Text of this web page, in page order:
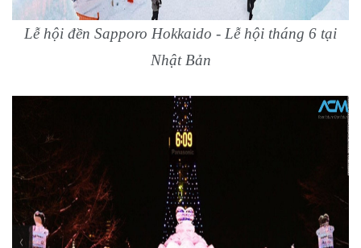
Lễ hội đền Sapporo Hokkaido - Lễ hội tháng 6 tại
Nhật Bản